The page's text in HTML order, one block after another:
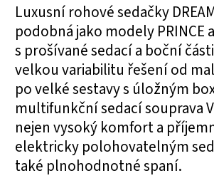
Luxusní rohové sedačky
podobná jako modely PRINCE
s prošívané sedací a boční
velkou variabilitu řešení od
po velké sestavy s úložným
multifunkční sedací souprava
nejen vysoký komfort a
elektricky polohovatelným
také plnohodnotné spaní.